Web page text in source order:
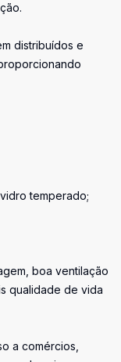
distribuídos e
temperado;
boa ventilação
qualidade de vida
a comércios,